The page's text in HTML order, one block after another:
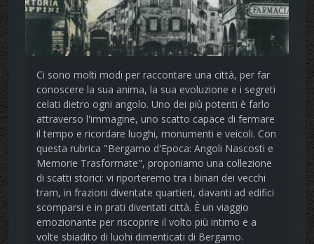
Ci sono molti modi per raccontare una città, per far
conoscere la sua anima, la sua evoluzione e i segreti
celati dietro ogni angolo. Uno dei più potenti è farlo
attraverso l'immagine, uno scatto capace di fermare
il tempo e ricordare luoghi, monumenti e veicoli. Con
questa rubrica "Bergamo d'Epoca: Angoli Nascosti e
Memorie Trasformate", proponiamo una collezione
di scatti storici: vi riporteremo tra i binari dei vecchi
tram, in frazioni diventate quartieri, davanti ad edifici
scomparsi e in prati diventati città. È un viaggio
emozionante per riscoprire il volto più intimo e a
volte sbiadito di luohi dimenticati di Bergamo.